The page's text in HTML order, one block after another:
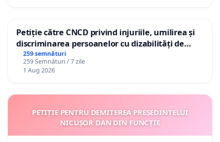
Petiție către CNCD privind injuriile, umilirea și
discriminarea persoanelor cu dizabilități de
către utilizatorul TikTok „Gorici”
259 semnături
259 Semnături / 7 zile
1 Aug 2026
PETIȚIE PENTRU DEMITEREA PREȘEDINTELUI
NICUȘOR DAN DIN FUNCȚIE